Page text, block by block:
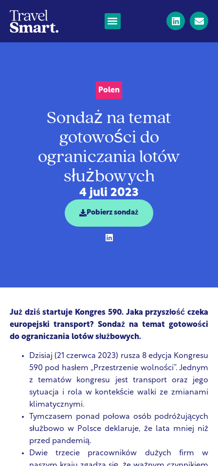
Polen
Sondaż na temat
gotowości do
ograniczania lotów
służbowych
4 juli 2023
Pobierz sondaż
Już dziś startuje Kongres 590. Jaka przyszłość czeka
europejski transport? Sondaż na temat gotowości
do ograniczania lotów służbowych.
Dzisiaj (21 czerwca 2023) rusza 8 edycja Kongresu
590 pod hasłem „Przestrzenie wolności”. Jednym
z tematów kongresu jest transport oraz jego
sytuacja i rola w kontekście walki ze zmianami
klimatycznymi.
Tymczasem ponad połowa osób podróżujących
służbowo w Polsce deklaruje, że lata mniej niż
przed pandemią.
Dwie trzecie pracowników dużych firm w